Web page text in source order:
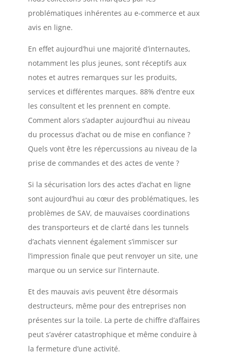
problématiques inhérentes au e-commerce et aux
avis en ligne.
En effet aujourd’hui une majorité d’internautes,
notamment les plus jeunes, sont réceptifs aux
notes et autres remarques sur les produits,
services et différentes marques. 88% d’entre eux
les consultent et les prennent en compte.
Comment alors s’adapter aujourd’hui au niveau
du processus d’achat ou de mise en confiance ?
Quels vont être les répercussions au niveau de la
prise de commandes et des actes de vente ?
Si la sécurisation lors des actes d’achat en ligne
sont aujourd’hui au cœur des problématiques, les
problèmes de SAV, de mauvaises coordinations
des transporteurs et de clarté dans les tunnels
d’achats viennent également s’immiscer sur
l’impression finale que peut renvoyer un site, une
marque ou un service sur l’internaute.
Et des mauvais avis peuvent être désormais
destructeurs, même pour des entreprises non
présentes sur la toile. La perte de chiffre d’affaires
peut s’avérer catastrophique et même conduire à
la fermeture d’une activité.